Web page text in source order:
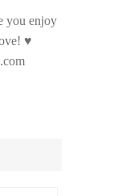
you enjoy
♥